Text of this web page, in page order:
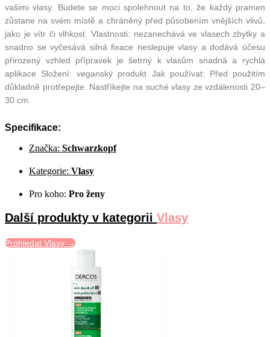
vašimi vlasy. Budete se moci spolehnout na to, že každý pramen
zůstane na svém místě a chráněný před působením vnějších vlivů,
jako je vítr či vlhkost. Vlastnosti: nezanechává ve vlasech zbytky a
snadno se vyčesává silná fixace neslepuje vlasy a dodává účesu
přirozený vzhled přípravek je šetrný k vlasům snadná a rychlá
aplikace Složení: veganský produkt Jak používat: Před použitím
důkladně protřepejte. Nastříkejte na suché vlasy ze vzdálenosti 20–
30 cm.
Specifikace:
Značka: Schwarzkopf
Kategorie: Vlasy
Pro koho: Pro ženy
Další produkty v kategorii Vlasy
Prohledat Vlasy →